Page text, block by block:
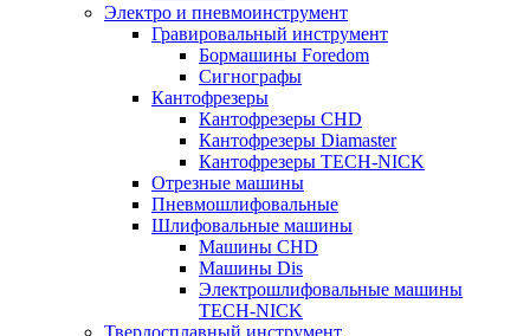
Электро и пневмоинструмент
Гравировальный инструмент
Бормашины Foredom
Сигнографы
Кантофрезеры
Кантофрезеры CHD
Кантофрезеры Diamaster
Кантофрезеры TECH-NICK
Отрезные машины
Пневмошлифовальные
Шлифовальные машины
Машины CHD
Машины Dis
Электрошлифовальные машины
TECH-NICK
Твердосплавный инструмент